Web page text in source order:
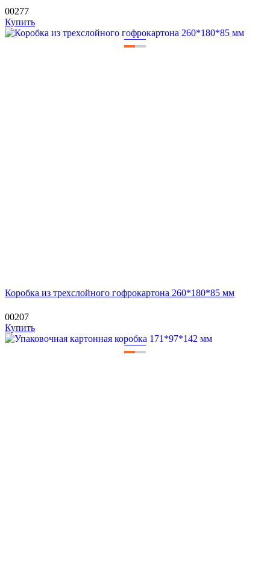
00277
Купить
——
Коробка из трехслойного гофрокартона 260*180*85 мм
00207
Купить
——